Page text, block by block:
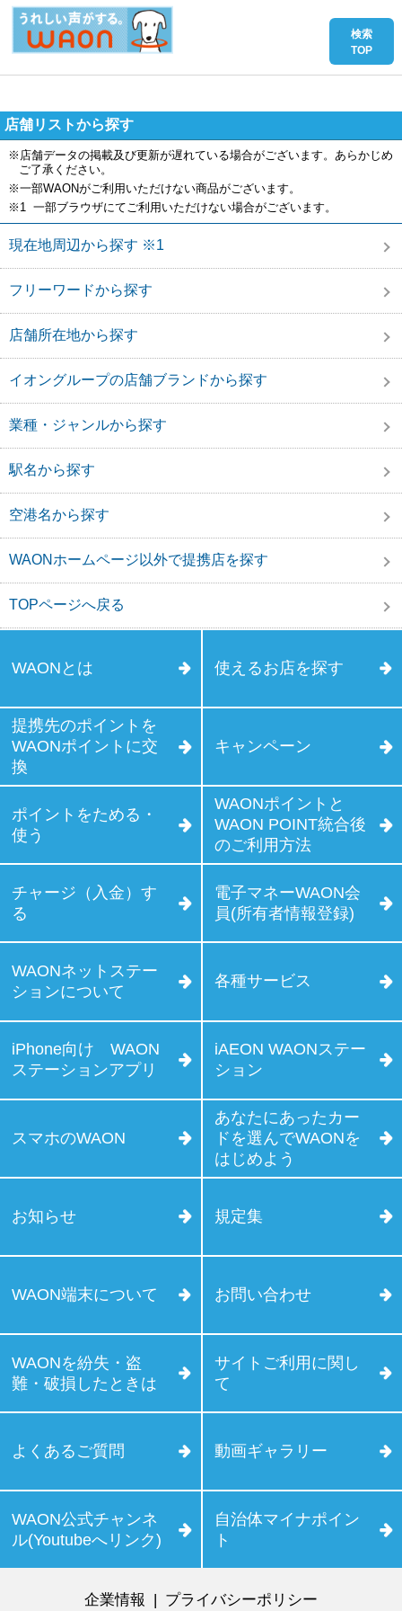
店舗リストから探す
※店舗データの掲載及び更新が遅れている場合がございます。あらかじめ
ご了承ください。
※一部WAONがご利用いただけない商品がございます。
※1 一部ブラウザにてご利用いただけない場合がございます。
現在地周辺から探す ※1
フリーワードから探す
店舗所在地から探す
イオングループの店舗ブランドから探す
業種・ジャンルから探す
駅名から探す
空港名から探す
WAONホームページ以外で提携店を探す
TOPページへ戻る